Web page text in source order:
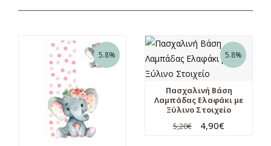
5.8% 5.8%
Πασχαλινή Βάση
Λαμπάδας Ελαφάκι με
Ξύλινο Στοιχείο
5,20€ 4,90€